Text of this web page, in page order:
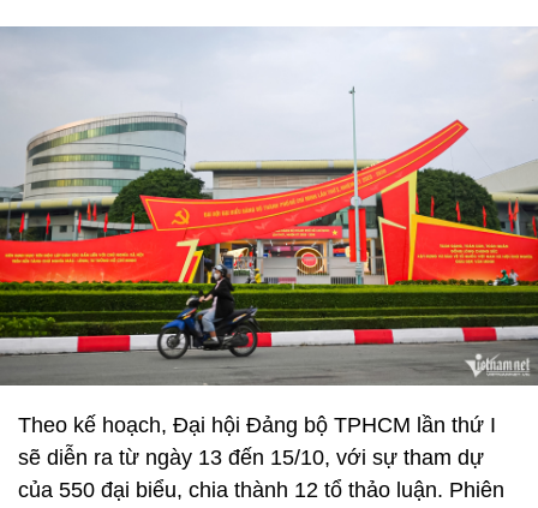
Theo kế hoạch, Đại hội Đảng bộ TPHCM lần thứ I
sẽ diễn ra từ ngày 13 đến 15/10, với sự tham dự
của 550 đại biểu, chia thành 12 tổ thảo luận. Phiên